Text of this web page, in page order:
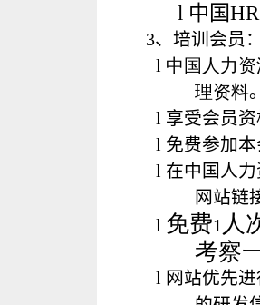
l 中国
3、培训会员
l 中国人力
理资料
l 享受会员
l 免费参加
l 在中国人
网站链
l 免费1 人
考察
l 网站优先